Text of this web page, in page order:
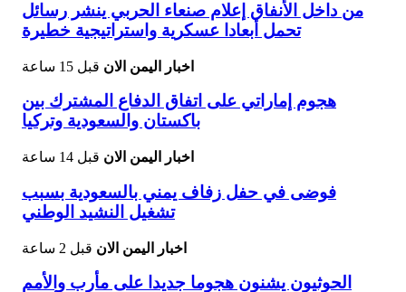
من داخل الأنفاق إعلام صنعاء الحربي ينشر رسائل
تحمل أبعادا عسكرية واستراتيجية خطيرة
اخبار اليمن الان قبل 15 ساعة
هجوم إماراتي على اتفاق الدفاع المشترك بين
باكستان والسعودية وتركيا
اخبار اليمن الان قبل 14 ساعة
فوضى في حفل زفاف يمني بالسعودية بسبب
تشغيل النشيد الوطني
اخبار اليمن الان قبل 2 ساعة
الحوثيون يشنون هجوما جديدا على مأرب والأمم